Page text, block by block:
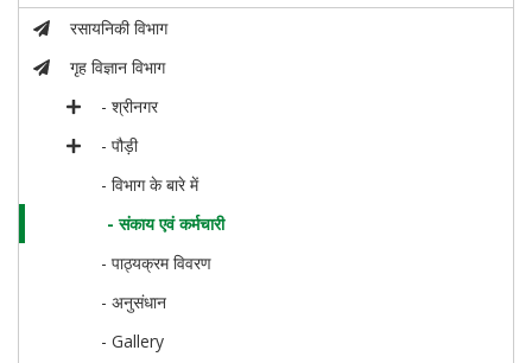
रसायनिकी विभाग
गृह विज्ञान विभाग
- श्रीनगर
- पौड़ी
- विभाग के बारे में
- संकाय एवं कर्मचारी
- पाठ्यक्रम विवरण
- अनुसंधान
- Gallery